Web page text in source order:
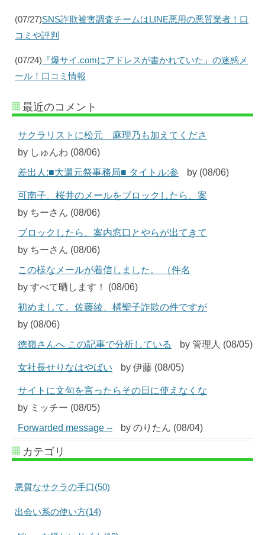
(07/27)SNS詐欺被害調査チームはLINE悪用の悪質業者！口
コミや評判
(07/24) 『爆サイ.comにアドレスが書かれていた』の迷惑メ
ール！口コミ情報
最近のコメント
サクラリストに松元 麻理乃も加えてくださ
by しゅんわ (08/06)
差出人:■大還元祭事務局■ タイトル:参
by (08/06)
可南子、桜井のメールをブロックしたら、案
by ちーさん (08/06)
ブロックしたら、案内窓口とやらが出てきて
by ちーさん (08/06)
この様なメールが着信しました。 （件名
by すべて晒します！ (08/06)
初めまして。佐藤綾、橘聖子詐欺の件ですが
by (08/06)
徳嶺さんへ この記事で分析している
by 管理人 (08/05)
女社長せりなはやばい by 伊藤 (08/05)
サイトに文句を言ったらその日に使えなくな
by ミッチー (08/05)
Forwarded message --
by のりたん (08/04)
カテゴリ
悪質なサクラの手口(50)
出会い系の使い方(14)